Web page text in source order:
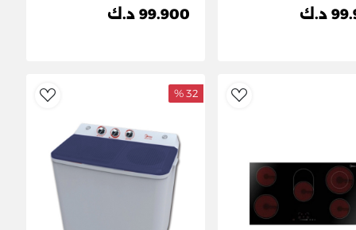
إلكتروني، 4 سرعاتد.ك 99.900 د.ك
AddToWishlist
32 %